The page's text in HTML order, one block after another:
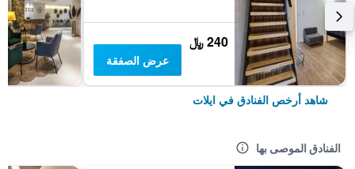
240 ﷼
عرض الصفقة
شاهد أرخص الفنادق في ايلات
الفنادق الموصى بها